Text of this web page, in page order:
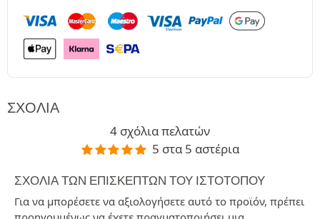
ΣΧΌΛΙΑ
4 σχόλια πελατών
5 στα 5 αστέρια
ΣΧΌΛΙΑ ΤΩΝ ΕΠΙΣΚΕΠΤΏΝ ΤΟΥ ΙΣΤΟΤΌΠΟΥ
Για να μπορέσετε να αξιολογήσετε αυτό το προϊόν, πρέπει